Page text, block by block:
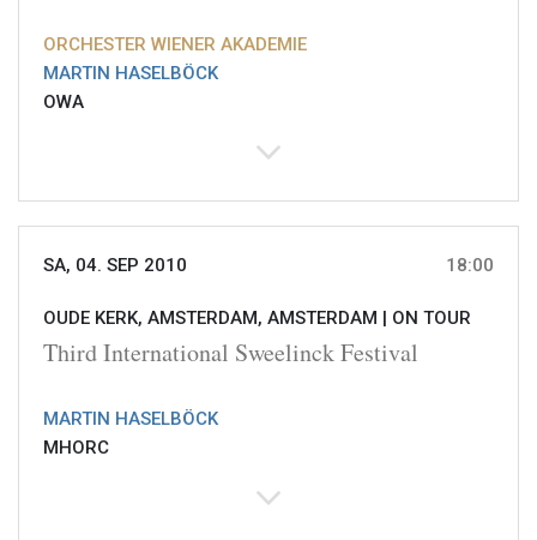
ORCHESTER WIENER AKADEMIE
MARTIN HASELBÖCK
OWA
SA, 04. SEP 2010 18:00
OUDE KERK, AMSTERDAM, AMSTERDAM | ON TOUR
Third International Sweelinck Festival
MARTIN HASELBÖCK
MHORC